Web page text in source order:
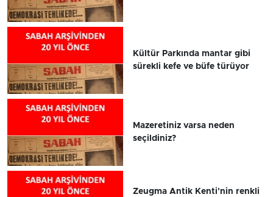
Kültür Parkında mantar gibi
sürekli kefe ve büfe türüyor
Mazeretiniz varsa neden
seçildiniz?
Zeugma Antik Kenti'nin renkli